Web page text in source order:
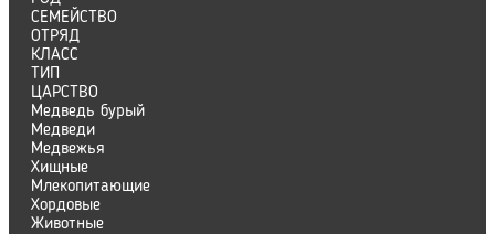
СЕМЕЙСТВО
ОТРЯД
КЛАСС
ТИП
ЦАРСТВО
Медведь бурый
Медведи
Медвежья
Хищные
Млекопитающие
Хордовые
Животные